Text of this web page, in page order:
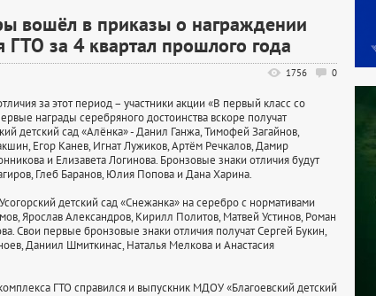
вошёл в приказы о награждении
ГТО за 4 квартал прошлого года
0
1756
за этот период – участники акции «В первый класс со
награды серебряного достоинства вскоре получат
детский сад «Алёнка» - Данил Ганжа, Тимофей Загайнов,
Егор Канев, Игнат Лужиков, Артём Речкалов, Дамир
и Елизавета Логинова. Бронзовые знаки отличия будут
Глеб Баранов, Юлия Попова и Дана Харина.
детский сад «Снежанка» на серебро с нормативами
Ярослав Александров, Кирилл Политов, Матвей Устинов, Роман
Свои первые бронзовые знаки отличия получат Сергей Букин,
Даниил Шмиткинас, Наталья Мелкова и Анастасия
ГТО справился и выпускник МДОУ «Благоевский детский